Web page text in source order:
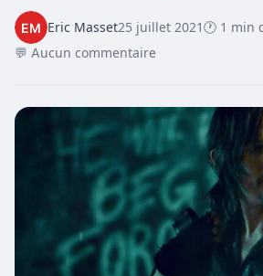
Eric Masset25 juillet 2021🕐 1 min
💬 Aucun commentaire